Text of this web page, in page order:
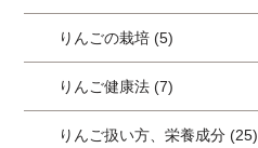
りんごの栽培 (5)
りんご健康法 (7)
りんご扱い方、栄養成分 (25)